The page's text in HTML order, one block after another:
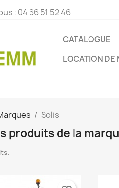
: 04 66 51 52 46
CATALOGUE
LOCATION DE
Solis
produits de la